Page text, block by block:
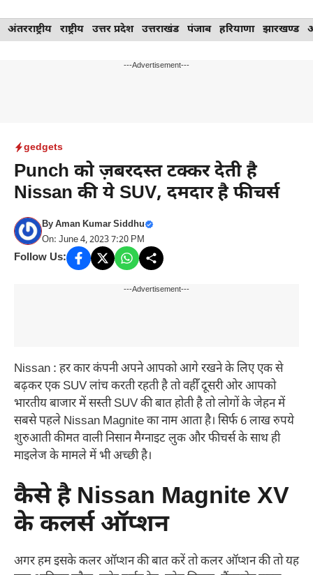
Skip
to
अंतरराष्ट्रीय राष्ट्रीय उत्तर प्रदेश उत्तराखंड पंजाब हरियाणा झारखण्ड
---Advertisement---
gedgets
Punch को ज़बरदस्त टक्कर देती है
Nissan की ये SUV, दमदार है फीचर्स
ByAman Kumar Siddhu
On: June 4, 2023 7:20 PM
Follow Us:
---Advertisement---
Nissan : हर कार कंपनी अपने आपको आगे रखने के लिए एक से
बढ़कर एक SUV लांच करती रहती है तो वहीँ दूसरी ओर आपको
भारतीय बाजार में सस्ती SUV की बात होती है तो लोगों के जेहन में
सबसे पहले Nissan Magnite का नाम आता है। सिर्फ 6 लाख रुपये
शुरुआती कीमत वाली निसान मैग्नाइट लुक और फीचर्स के साथ ही
माइलेज के मामले में भी अच्छी है।
कैसे है Nissan Magnite XV
के कलर्स ऑप्शन
अगर हम इसके कलर ऑप्शन की बात करें तो कलर ऑप्शन की तो यह